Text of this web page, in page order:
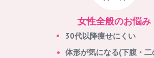
女性全般のお悩み
30代以降痩せにくい
体形が気になる(下腹・二